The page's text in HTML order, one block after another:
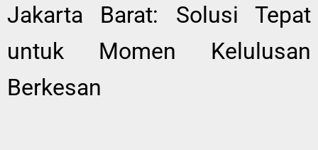
Jakarta Barat: Solusi Tepat
untuk Momen Kelulusan
Berkesan